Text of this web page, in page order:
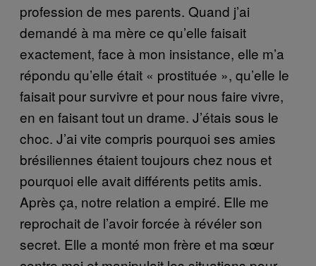
profession de mes parents. Quand j’ai
demandé à ma mère ce qu’elle faisait
exactement, face à mon insistance, elle m’a
répondu qu’elle était « prostituée », qu’elle le
faisait pour survivre et pour nous faire vivre,
en en faisant tout un drame. J’étais sous le
choc. J’ai vite compris pourquoi ses amies
brésiliennes étaient toujours chez nous et
pourquoi elle avait différents petits amis.
Après ça, notre relation a empiré. Elle me
reprochait de l’avoir forcée à révéler son
secret. Elle a monté mon frère et ma sœur